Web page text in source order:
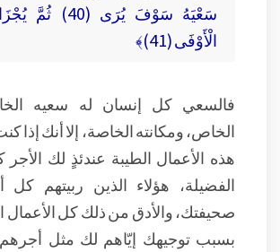
سَعْيَهُ سَوْفَ يُرَى
الْأَوْفَى (41)﴾
فالسعي كل إنسان له سعيه
الخاص، ومكانته الخاصة، إلا أنك إذا
هذه الأعمال الطيبة عندئذٍ لك الأجر
الفضيلة، هؤلاء الذين ربيتهم
صحيفتك، والأدق من ذلك كل الأعمال
بسبب توجيهك إيّاهم لك مثل